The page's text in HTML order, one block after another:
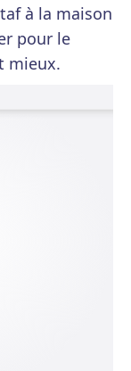
à la maison
pour le
mieux.